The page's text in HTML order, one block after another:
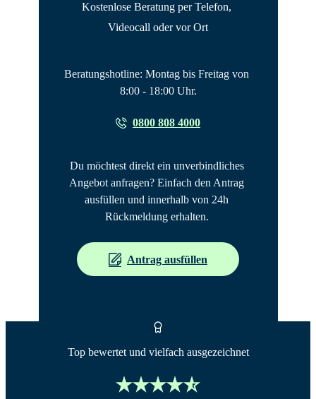
Kostenlose Beratung per Telefon,
Videocall oder vor Ort
Beratungshotline: Montag bis Freitag von
8:00 - 18:00 Uhr.
0800 808 4000
Du möchtest direkt ein unverbindliches
Angebot anfragen? Einfach den Antrag
ausfüllen und innerhalb von 24h
Rückmeldung erhalten.
Antrag ausfüllen
Top bewertet und vielfach ausgezeichnet